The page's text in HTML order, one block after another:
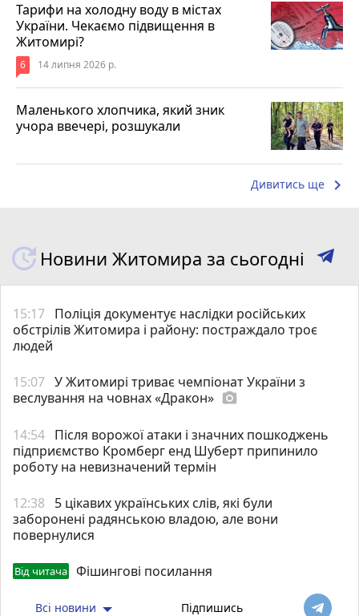
Тарифи на холодну воду в містах
України. Чекаємо підвищення в
Житомирі?
6 14 липня 2026 р.
Маленького хлопчика, який зник
учора ввечері, розшукали
Дивитись ще keyboard_arrow_right
Новини Житомира за сьогодні
15:17 Поліція документує наслідки російських
обстрілів Житомира і району: постраждало троє
людей
15:07 У Житомирі триває чемпіонат України з
веслування на човнах «Дракон» photo_camera
14:54 Після ворожої атаки і значних пошкоджень
підприємство Кромберг енд Шуберт припинило
роботу на невизначений термін
12:38
5 цікавих українських слів, які були
заборонені радянською владою, але вони
повернулися
Від читача Фішингові посилання
Всі новини Підпишись